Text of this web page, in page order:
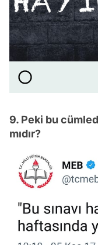
9. Peki bu
mıdır?